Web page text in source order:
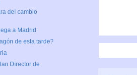
del cambio
a Madrid
de esta tarde?
Director de